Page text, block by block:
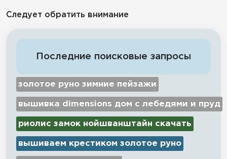
Следует обратить внимание
Последние поисковые запросы
золотое руно зимние пейзажи
вышивка dimensions дом с лебедями и пруд
риолис замок нойшванштайн скачать
вышиваем крестиком золотое руно